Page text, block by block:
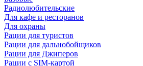
Радиолюбительские
Для кафе и ресторанов
Для охраны
Рации для туристов
Рации для дальнобойщиков
Рации для Джиперов
Рации с SIM-картой